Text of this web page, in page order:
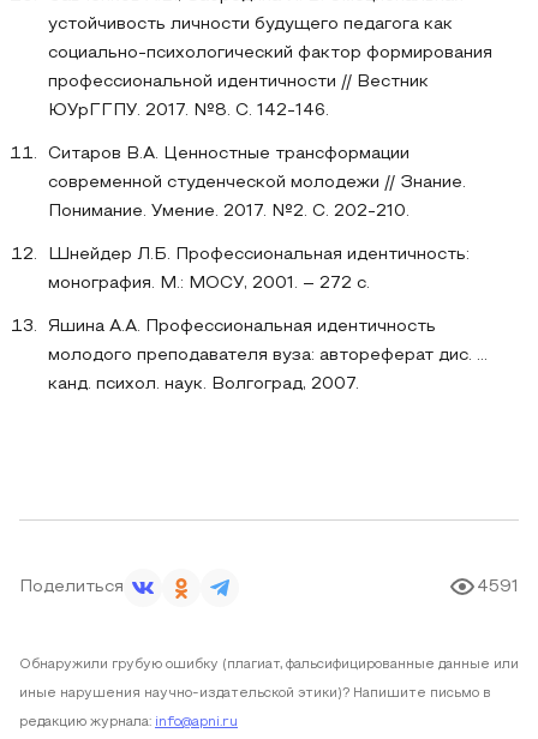
устойчивость личности будущего педагога как
социально-психологический фактор формирования
профессиональной идентичности // Вестник
ЮУрГГПУ. 2017. №8. С. 142-146.
Ситаров В.А. Ценностные трансформации
современной студенческой молодежи // Знание.
Понимание. Умение. 2017. №2. С. 202-210.
Шнейдер Л.Б. Профессиональная идентичность:
монография. М.: МОСУ, 2001. – 272 с.
Яшина А.А. Профессиональная идентичность
молодого преподавателя вуза: автореферат дис. ...
канд. психол. наук. Волгоград, 2007.
Поделиться 4591
Обнаружили грубую ошибку (плагиат, фальсифицированные данные или
иные нарушения научно-издательской этики)? Напишите письмо в
редакцию журнала: info@apni.ru